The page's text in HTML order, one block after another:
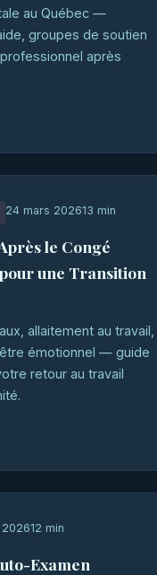
au Québec —
groupes de soutien
après
24 mars 202613 min
le Congé
une Transition
allaitement au travail,
émotionnel — guide
retour au travail
202612 min
Examen